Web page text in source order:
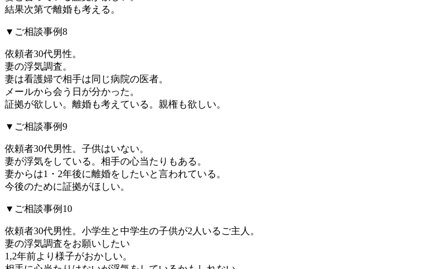
結果次第で離婚も考える。
▼ご相談事例8
依頼者30代男性。
妻の浮気調査。
妻は看護婦で相手は同じ病院の医者。
メールから会う日が分かった。
証拠が欲しい。離婚も考えている。親権も欲しい。
▼ご相談事例9
依頼者30代男性。子供はいない。
妻が浮気をしている。相手の心当たりもある。
妻からは1・2年後に離婚をしたいと言われている。
今後のために証拠がほしい。
▼ご相談事例10
依頼者30代男性。小学生と中学生の子供が2人いるご主人。
妻の浮気調査をお願いしたい
1,2年前より様子がおかしい。